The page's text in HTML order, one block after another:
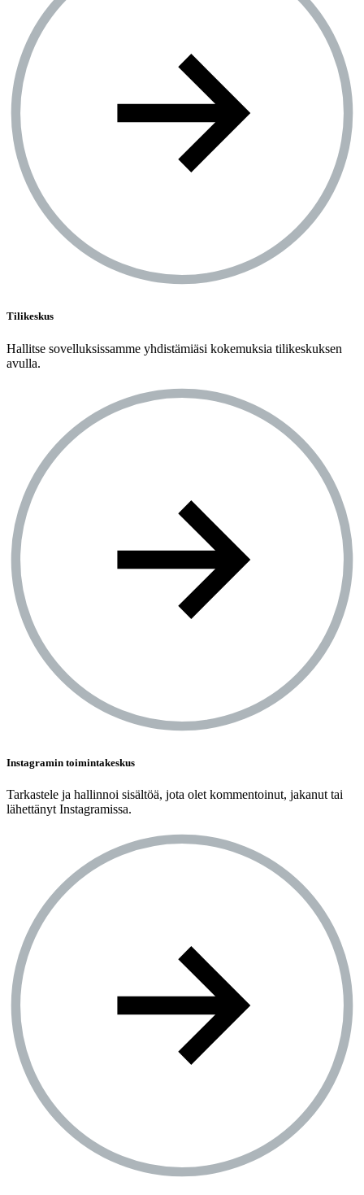
Tilikeskus
Hallitse sovelluksissamme yhdistämiäsi kokemuksia tilikeskuksen
avulla.
Instagramin toimintakeskus
Tarkastele ja hallinnoi sisältöä, jota olet kommentoinut, jakanut tai
lähettänyt Instagramissa.